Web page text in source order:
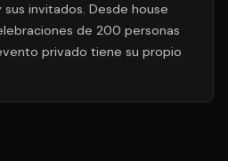
invitados. Desde house
de 200 personas
privado tiene su propio